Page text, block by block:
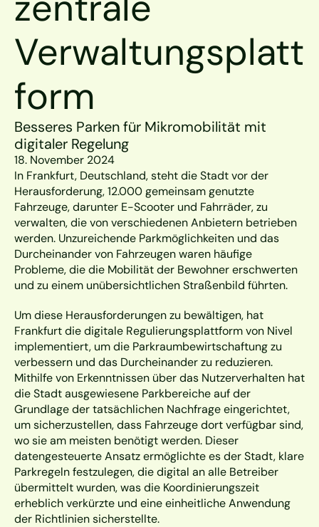
Verwaltungsplatt
form
Besseres Parken für Mikromobilität mit
digitaler Regelung
18. November 2024
In Frankfurt, Deutschland, steht die Stadt vor der
Herausforderung, 12.000 gemeinsam genutzte
Fahrzeuge, darunter E-Scooter und Fahrräder, zu
verwalten, die von verschiedenen Anbietern betrieben
werden. Unzureichende Parkmöglichkeiten und das
Durcheinander von Fahrzeugen waren häufige
Probleme, die die Mobilität der Bewohner erschwerten
und zu einem unübersichtlichen Straßenbild führten.
Um diese Herausforderungen zu bewältigen, hat
Frankfurt die digitale Regulierungsplattform von Nivel
implementiert, um die Parkraumbewirtschaftung zu
verbessern und das Durcheinander zu reduzieren.
Mithilfe von Erkenntnissen über das Nutzerverhalten hat
die Stadt ausgewiesene Parkbereiche auf der
Grundlage der tatsächlichen Nachfrage eingerichtet,
um sicherzustellen, dass Fahrzeuge dort verfügbar sind,
wo sie am meisten benötigt werden. Dieser
datengesteuerte Ansatz ermöglichte es der Stadt, klare
Parkregeln festzulegen, die digital an alle Betreiber
übermittelt wurden, was die Koordinierungszeit
erheblich verkürzte und eine einheitliche Anwendung
der Richtlinien sicherstellte.